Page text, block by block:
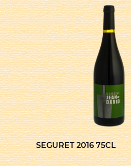
SEGURET 2016 75CL